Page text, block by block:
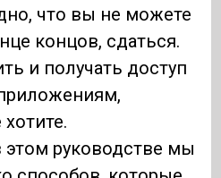
что вы не можете
концов, сдаться.
и получать доступ
этом руководстве мы